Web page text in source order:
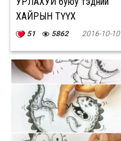
ХАЙРЫН ТҮҮХ
51 5862 2016-10-10